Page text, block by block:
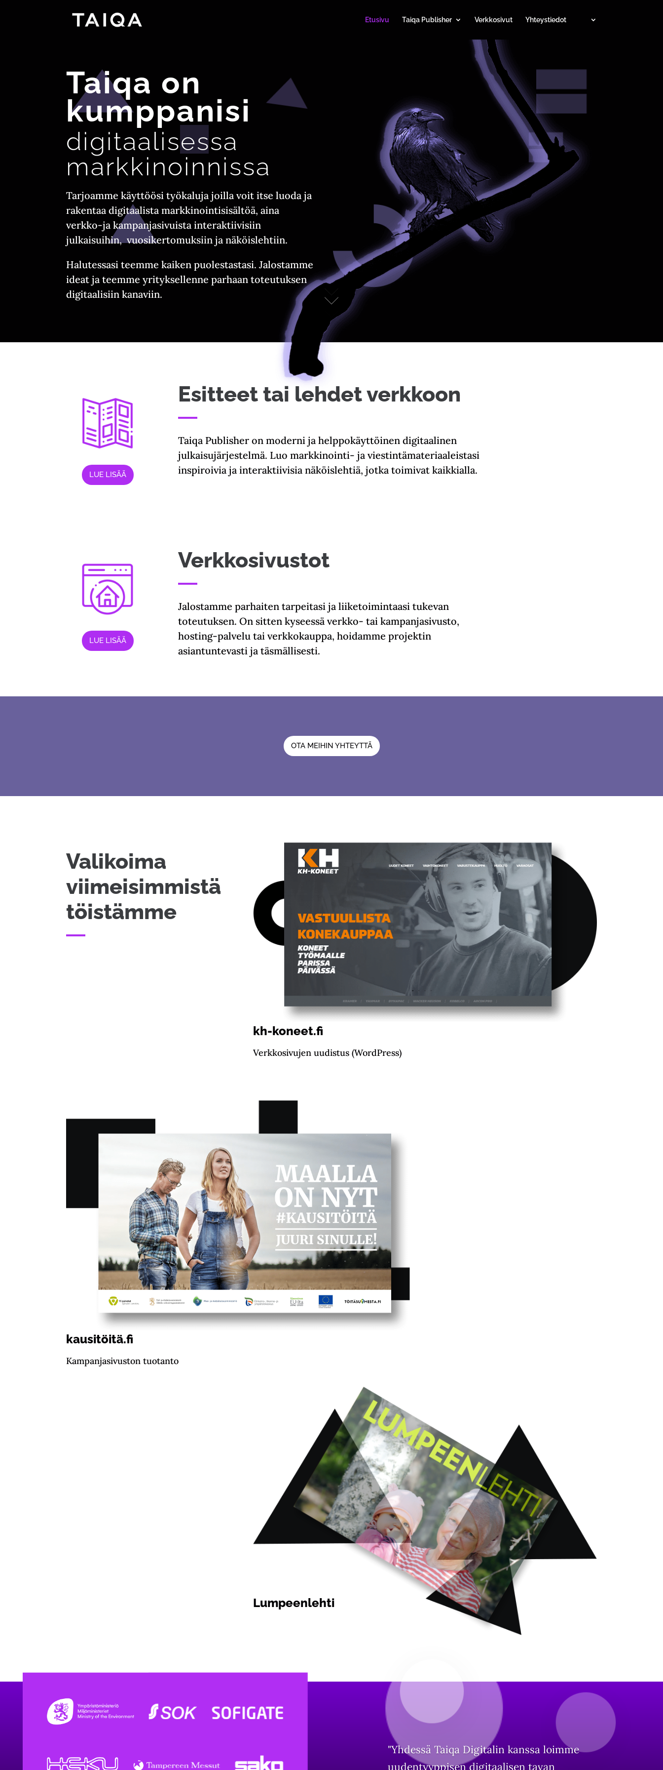
Etusivu Taiqa Publisher Verkkosivut Yhteystiedot
Taiqa on
kumppanisi
digitaalisessa
markkinoinnissa
Tarjoamme käyttöösi työkaluja joilla voit itse luoda ja
rakentaa digitaalista markkinointisisältöä, aina
verkko-ja kampanjasivuista interaktiivisiin
julkaisuihin, vuosikertomuksiin ja näköislehtiin.
Halutessasi teemme kaiken puolestastasi. Jalostamme
ideat ja teemme yrityksellenne parhaan toteutuksen
digitaalisiin kanaviin.
LUE LISÄÄ
Esitteet tai lehdet verkkoon
Taiqa Publisher on moderni ja helppokäyttöinen digitaalinen
julkaisujärjestelmä. Luo markkinointi- ja viestintämateriaaleistasi
inspiroivia ja interaktiivisia näköislehtiä, jotka toimivat kaikkialla.
LUE LISÄÄ
Verkkosivustot
Jalostamme parhaiten tarpeitasi ja liiketoimintaasi tukevan
toteutuksen. On sitten kyseessä verkko- tai kampanjasivusto,
hosting-palvelu tai verkkokauppa, hoidamme projektin
asiantuntevasti ja täsmällisesti.
OTA MEIHIN YHTEYTTÄ
Valikoima
viimeisimmistä
töistämme
kh-koneet.fi
Verkkosivujen uudistus (WordPress)
kausitöitä.fi
Kampanjasivuston tuotanto
Lumpeenlehti
"Yhdessä Taiqa Digitalin kanssa loimme
uudentyyppisen digitaalisen tavan